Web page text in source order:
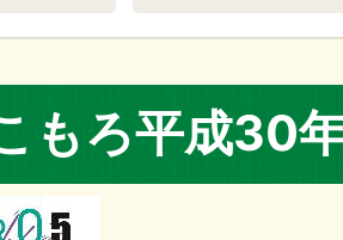
もろ平成30